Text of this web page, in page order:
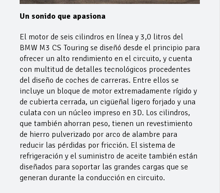
Un sonido que apasiona
El motor de seis cilindros en línea y 3,0 litros del
BMW M3 CS Touring se diseñó desde el principio para
ofrecer un alto rendimiento en el circuito, y cuenta
con multitud de detalles tecnológicos procedentes
del diseño de coches de carreras. Entre ellos se
incluye un bloque de motor extremadamente rígido y
de cubierta cerrada, un cigüeñal ligero forjado y una
culata con un núcleo impreso en 3D. Los cilindros,
que también ahorran peso, tienen un revestimiento
de hierro pulverizado por arco de alambre para
reducir las pérdidas por fricción. El sistema de
refrigeración y el suministro de aceite también están
diseñados para soportar las grandes cargas que se
generan durante la conducción en circuito.